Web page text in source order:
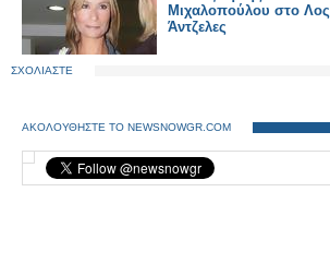
Μιχαλοπούλου στο Λος
Άντζελες
ΣΧΟΛΙΑΣΤΕ
ΑΚΟΛΟΥΘΗΣΤΕ ΤΟ NEWSNOWGR.COM